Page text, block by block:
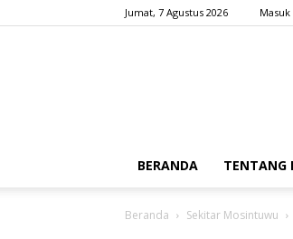
Jumat, 7 Agustus 2026
BERANDA TENTANG
Beranda Sekitar Mosintuwu